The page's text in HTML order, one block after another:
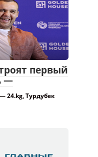
первый
—
24.kg, Турдубек